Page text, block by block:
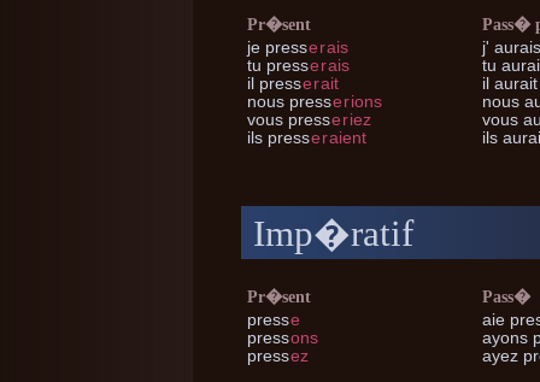
Pr�sent
je presserais
tu presserais
il presserait
nous presserions
vous presseriez
ils presseraient
Pass�
j'
tu
il
nous
vous
ils
Imp�ratif
Pr�sent
presse
pressons
pressez
Pass�
aie
ayons
ayez